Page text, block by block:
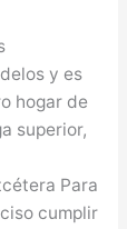
y es
hogar de
superior,
Para
cumplir